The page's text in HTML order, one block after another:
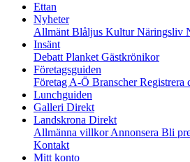
Ettan
Nyheter
Allmänt Blåljus KulturNäringsliv
Insänt
Debatt Planket Gästkrönikor
Företagsguiden
Företag A-Ö BranscherRegistrera
Lunchguiden
Galleri Direkt
Landskrona Direkt
Allmänna villkorAnnonsera Bli
Kontakt
Mitt konto